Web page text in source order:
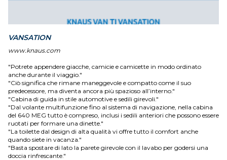
VANSATION
www.knaus.com
"Potrete appendere giacche, camicie e camicette in modo ordinato
anche durante il viaggio."
"Ciò significa che rimane maneggevole e compatto come il suo
predecessore, ma diventa ancora più spazioso all’interno."
"Cabina di guida in stile automotive e sedili girevoli."
"Dal volante multifunzione fino al sistema di navigazione, nella cabina
del 640 MEG tutto è compreso, inclusi i sedili anteriori che possono essere
ruotati per formare una dinette."
"La toilette dal design di alta qualità vi offre tutto il comfort anche
quando siete in vacanza."
"Basta spostare di lato la parete girevole con il lavabo per godersi una
doccia rinfrescante."